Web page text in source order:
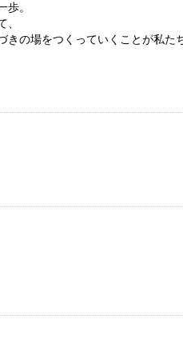
歩。
、
きの場をつくっていくことが私た